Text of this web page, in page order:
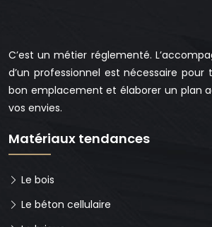
C’est un métier réglementé.
d’un professionnel est nécessaire pour
bon emplacement et élaborer un plan
vos envies.
Matériaux tendances
Le bois
Le béton cellulaire